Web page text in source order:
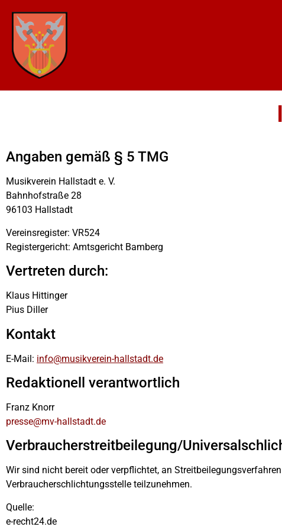
Angaben gemäß § 5 TMG
Musikverein Hallstadt e. V.
Bahnhofstraße 28
96103 Hallstadt
Vereinsregister: VR524
Registergericht: Amtsgericht Bamberg
Vertreten durch:
Klaus Hittinger
Pius Diller
Kontakt
E-Mail: info@musikverein-hallstadt.de
Redaktionell verantwortlich
Franz Knorr
presse@mv-hallstadt.de
Verbraucherstreitbeilegung/
Wir sind nicht bereit oder verpflichtet, an
Verbraucherschlichtungsstelle teilzunehmen.
Quelle:
e-recht24.de